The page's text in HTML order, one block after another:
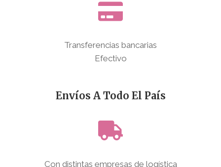
Transferencias bancarias
Efectivo
Envíos A Todo El País
Con distintas empresas de logística